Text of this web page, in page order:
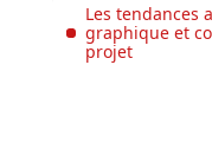
Les tendances
graphique et
projet